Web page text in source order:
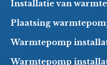
Installatie van
Plaatsing
Warmtepomp
Warmtepomp